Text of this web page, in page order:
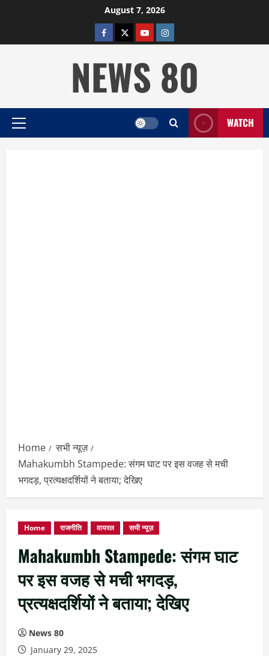
August 7, 2026
facebooktwitterYOUTUBE
instagram
NEWS 80
Primary
WATCH
Home
सभी न्यूज़
Mahakumbh Stampede: संगम घाट पर इस वजह से मची
भगदड़, प्रत्यक्षदर्शियों ने बताया; देखिए
Home राजनीति वायरल सभी न्यूज़
Mahakumbh Stampede: संगम घाट
पर इस वजह से मची भगदड़,
प्रत्यक्षदर्शियों ने बताया; देखिए
News 80
January 29, 2025